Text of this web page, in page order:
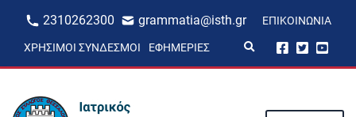
2310262300 grammatia@isth.gr ΕΠΙΚΟΙΝΩΝΊΑ
ΧΡΉΣΙΜΟΙ ΣΎΝΔΕΣΜΟΙ ΕΦΗΜΕΡΊΕΣ
p